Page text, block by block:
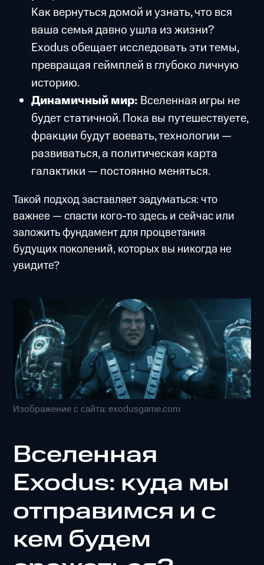
Как вернуться домой и узнать, что вся
ваша семья давно ушла из жизни?
Exodus обещает исследовать эти темы,
превращая геймплей в глубоко личную
историю.
Динамичный мир: Вселенная игры не
будет статичной. Пока вы путешествуете,
фракции будут воевать, технологии —
развиваться, а политическая карта
галактики — постоянно меняться.
Такой подход заставляет задуматься: что
важнее — спасти кого-то здесь и сейчас или
заложить фундамент для процветания
будущих поколений, которых вы никогда не
увидите?
Изображение с сайта: exodusgame.com
Вселенная
Exodus: куда мы
отправимся и с
кем будем